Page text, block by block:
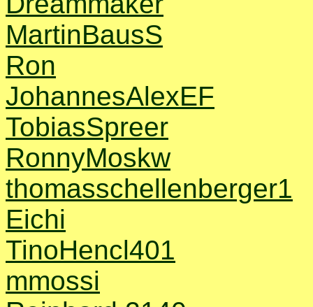
MartinBausS
Ron
JohannesAlexEF
TobiasSpreer
RonnyMoskw
thomasschellenberger1
Eichi
TinoHencl401
mmossi